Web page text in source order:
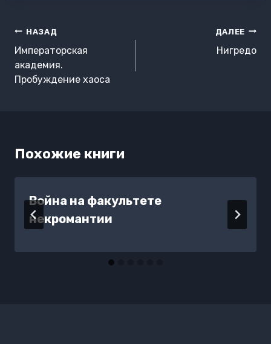
Навигация
по
записям
НАЗАД
Императорская
академия.
Пробуждение хаоса
ДАЛЕЕ
Нигредо
Похожие книги
Война на факультете
некромантии